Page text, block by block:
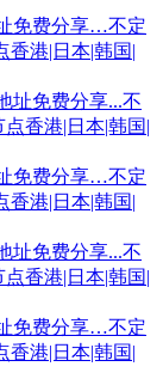
免费分享…不定
港|日本|韩国|
免费分享…不定
港|日本|韩国|
免费分享…不定
港|日本|韩国|